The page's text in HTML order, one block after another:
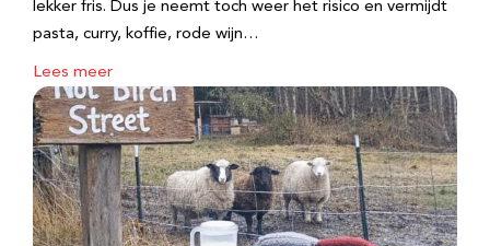
lekker fris. Dus je neemt toch weer het risico en vermijdt
pasta, curry, koffie, rode wijn…
Lees meer